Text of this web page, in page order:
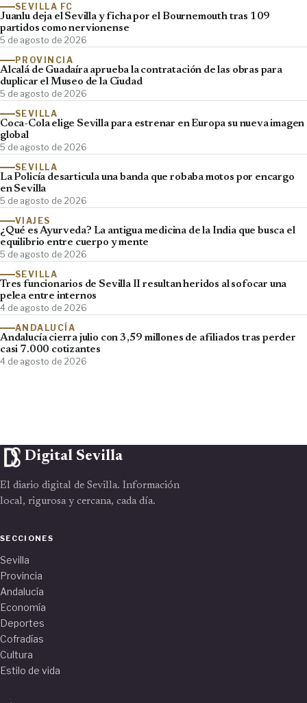
SEVILLA FC
Juanlu deja el Sevilla y ficha por el Bournemouth tras 109
partidos como nervionense
5 de agosto de 2026
PROVINCIA
Alcalá de Guadaíra aprueba la contratación de las obras para
duplicar el Museo de la Ciudad
5 de agosto de 2026
SEVILLA
Coca-Cola elige Sevilla para estrenar en Europa su nueva imagen
global
5 de agosto de 2026
SEVILLA
La Policía desarticula una banda que robaba motos por encargo
en Sevilla
5 de agosto de 2026
VIAJES
¿Qué es Ayurveda? La antigua medicina de la India que busca el
equilibrio entre cuerpo y mente
5 de agosto de 2026
SEVILLA
Tres funcionarios de Sevilla II resultan heridos al sofocar una
pelea entre internos
4 de agosto de 2026
ANDALUCÍA
Andalucía cierra julio con 3,59 millones de afiliados tras perder
casi 7.000 cotizantes
4 de agosto de 2026
Digital Sevilla
El diario digital de Sevilla. Información
local, rigurosa y cercana, cada día.
SECCIONES
Sevilla
Provincia
Andalucía
Economía
Deportes
Cofradías
Cultura
Estilo de vida